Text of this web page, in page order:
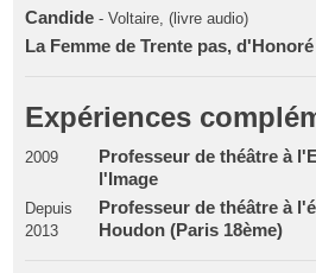
Candide- Voltaire, (livre audio)
La Femme de Trente pas,
Expériences
2009
Professeur de théâtre à
l'Image
Depuis
2013
Professeur de théâtre à
Houdon (Paris 18ème)